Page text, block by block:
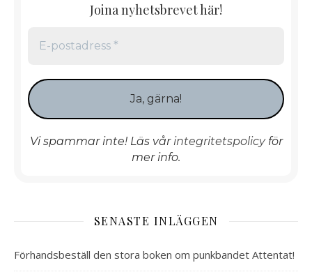
Joina nyhetsbrevet här!
Vi spammar inte! Läs vårintegritetspolicyför
mer info.
SENASTE INLÄGGEN
Förhandsbeställ den stora boken om punkbandet Attentat!